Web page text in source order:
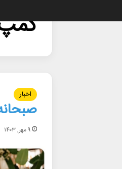
اخبار
۹ مهر, ۱۴۰۳